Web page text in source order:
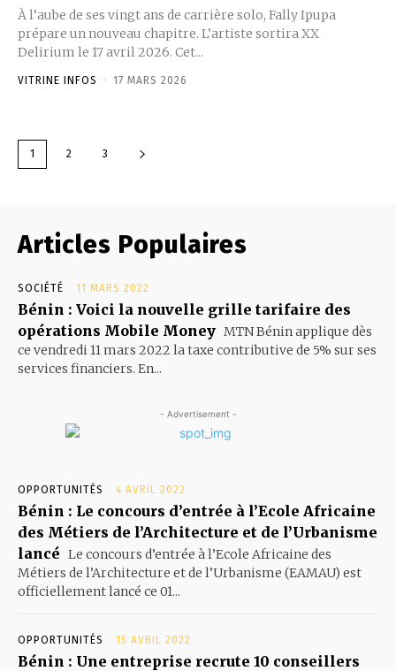
À l’aube de ses vingt ans de carrière solo, Fally Ipupa
prépare un nouveau chapitre. L’artiste sortira XX
Delirium le 17 avril 2026. Cet...
VITRINE INFOS - 17 MARS 2026
1 2 3
Articles Populaires
SOCIÉTÉ 11 MARS 2022
Bénin : Voici la nouvelle grille tarifaire des
opérations Mobile Money MTN Bénin applique dès
ce vendredi 11 mars 2022 la taxe contributive de 5% sur ses
services financiers. En...
- Advertisement -
OPPORTUNITÉS 4 AVRIL 2022
Bénin : Le concours d’entrée à l’Ecole Africaine
des Métiers de l’Architecture et de l’Urbanisme
lancé Le concours d’entrée à l’Ecole Africaine des
Métiers de l’Architecture et de l’Urbanisme (EAMAU) est
officiellement lancé ce 01...
OPPORTUNITÉS 15 AVRIL 2022
Bénin : Une entreprise recrute 10 conseillers